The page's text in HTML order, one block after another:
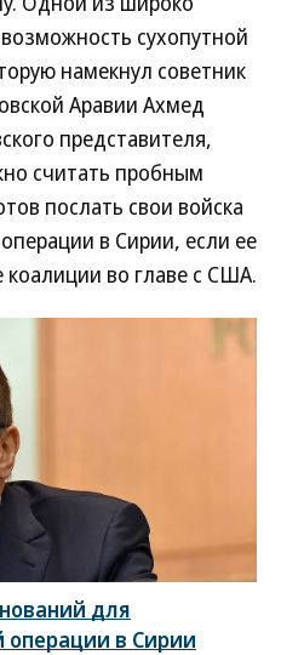
сухопутной
намекнул советник
Аравии Ахмед
представителя,
считать пробным
послать свои войска
в Сирии, если ее
коалиции во главе с США.
для
операции в Сирии